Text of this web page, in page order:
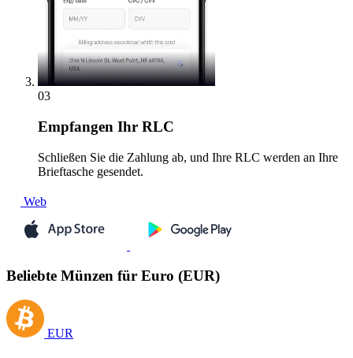
03
Empfangen Ihr RLC
Schließen Sie die Zahlung ab, und Ihre RLC werden an Ihre
Brieftasche gesendet.
Web
Beliebte Münzen für Euro (EUR)
EUR